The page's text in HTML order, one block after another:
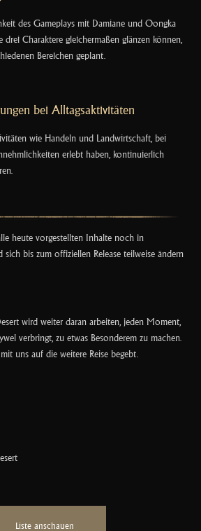
des Gameplays mit Damiane und Oongka
drei Charaktere gleichermaßen glänzen können,
Bereichen geplant.
bei Alltagsaktivitäten
wie Handeln und Landwirtschaft, bei
erlebt haben, kontinuierlich
heute vorgestellten Inhalte noch in
bis zum offiziellen Release teilweise ändern
wird weiter daran arbeiten, jeden Moment,
verbringt, zu etwas Besonderem zu machen.
uns auf die weitere Reise begebt.
Liste anschauen